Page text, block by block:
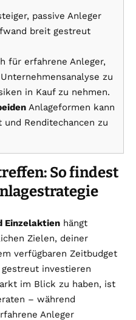
passive Anleger
breit gestreut
für erfahrene Anleger,
zu
in Kauf zu nehmen.
Anlageformen kann
Renditechancen zu
So findest
Einzelaktien hängt
Zielen, deiner
verfügbaren Zeitbudget
investieren
im Blick zu haben, ist
– während
Anleger